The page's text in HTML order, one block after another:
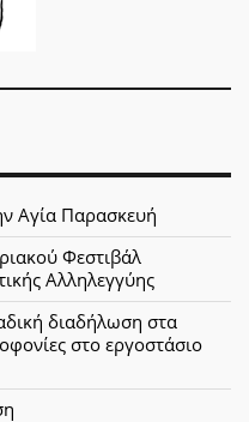
Αγία Παρασκευή
Φεστιβάλ
Αλληλεγγύης
διαδήλωση στα
στο εργοστάσιο